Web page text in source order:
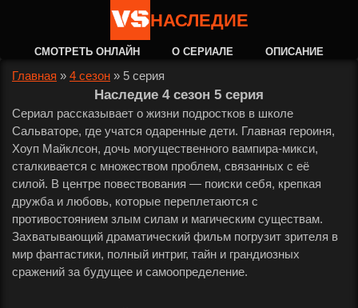
НАСЛЕДИЕ
СМОТРЕТЬ ОНЛАЙН О СЕРИАЛЕ ОПИСАНИЕ
Главная » 4 сезон » 5 серия
Наследие 4 сезон 5 серия
Сериал рассказывает о жизни подростков в школе
Сальваторе, где учатся одаренные дети. Главная героиня,
Хоуп Майклсон, дочь могущественного вампира-микси,
сталкивается с множеством проблем, связанных с её
силой. В центре повествования — поиски себя, крепкая
дружба и любовь, которые переплетаются с
противостоянием злым силам и магическим существам.
Захватывающий драматический фильм погрузит зрителя в
мир фантастики, полный интриг, тайн и грандиозных
сражений за будущее и самоопределение.